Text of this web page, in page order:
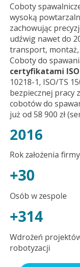
Coboty
wysoką
zachowując
udźwig nawet do
transport, montaż,
Coboty do
certyfikatami ISO
10218-1, ISO/TS
bezpiecznej pracy
cobotów do
już od 58 900 zł
2016
Rok założenia firmy
+30
Osób w zespole
+314
Wdrożeń
robotyzacji